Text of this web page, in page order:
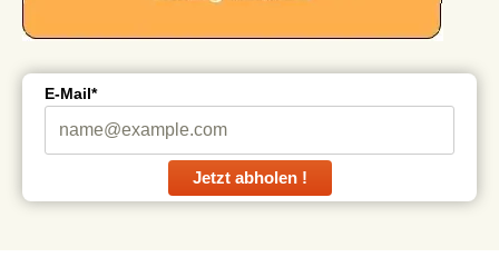
E-Mail*
Jetzt abholen !